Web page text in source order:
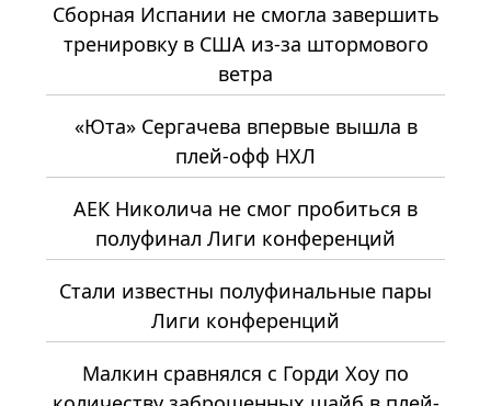
Сборная Испании не смогла завершить
тренировку в США из-за штормового
ветра
«Юта» Сергачева впервые вышла в
плей-офф НХЛ
АЕК Николича не смог пробиться в
полуфинал Лиги конференций
Стали известны полуфинальные пары
Лиги конференций
Малкин сравнялся с Горди Хоу по